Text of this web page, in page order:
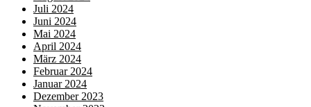
Juli 2024
Juni 2024
Mai 2024
April 2024
März 2024
Februar 2024
Januar 2024
Dezember 2023